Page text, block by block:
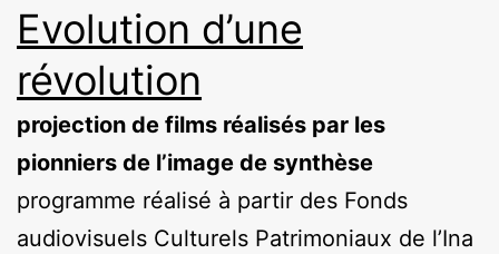
Evolution d’une
révolution
projection de films réalisés par les
pionniers de l’image de synthèse
programme réalisé à partir des Fonds
audiovisuels Culturels Patrimoniaux de l’Ina